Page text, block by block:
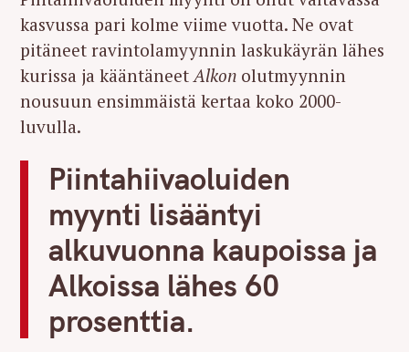
kasvussa pari kolme viime vuotta. Ne ovat
pitäneet ravintolamyynnin laskukäyrän lähes
kurissa ja kääntäneetAlkon olutmyynnin
nousuun ensimmäistä kertaa koko 2000-
luvulla.
Piintahiivaoluiden
myynti lisääntyi
alkuvuonna kaupoissa ja
Alkoissa lähes 60
prosenttia.